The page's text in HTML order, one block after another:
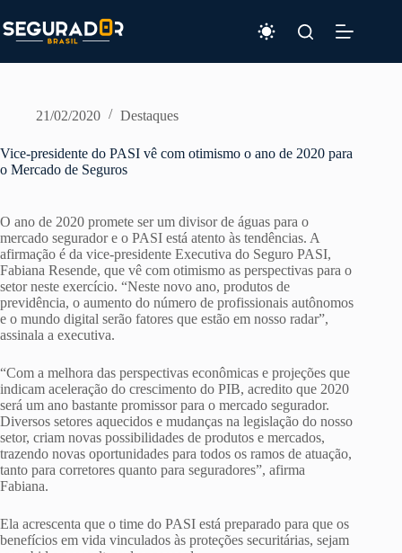
para
o
21/02/2020 Destaques
Vice-presidente do PASI vê com otimismo o ano de 2020 para
o Mercado de Seguros
O ano de 2020 promete ser um divisor de águas para o
mercado segurador e o PASI está atento às tendências. A
afirmação é da vice-presidente Executiva do Seguro PASI,
Fabiana Resende, que vê com otimismo as perspectivas para o
setor neste exercício. “Neste novo ano, produtos de
previdência, o aumento do número de profissionais autônomos
e o mundo digital serão fatores que estão em nosso radar”,
assinala a executiva.
“Com a melhora das perspectivas econômicas e projeções que
indicam aceleração do crescimento do PIB, acredito que 2020
será um ano bastante promissor para o mercado segurador.
Diversos setores aquecidos e mudanças na legislação do nosso
setor, criam novas possibilidades de produtos e mercados,
trazendo novas oportunidades para todos os ramos de atuação,
tanto para corretores quanto para seguradores”, afirma
Fabiana.
Ela acrescenta que o time do PASI está preparado para que os
benefícios em vida vinculados às proteções securitárias, sejam